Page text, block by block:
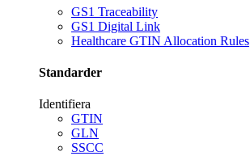
GS1 Traceability
GS1 Digital Link
Healthcare GTIN Allocation Rules
Standarder
Identifiera
GTIN
GLN
SSCC